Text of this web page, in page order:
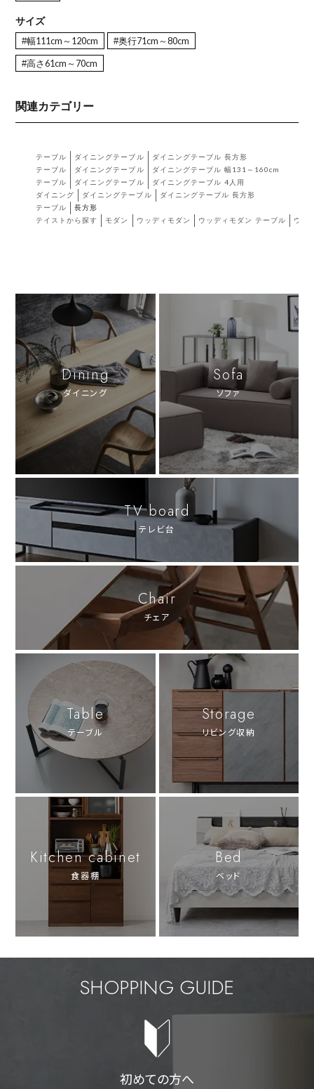
サイズ
#幅111cm～120cm #奥行71cm～80cm
#高さ61cm～70cm
関連カテゴリー
テーブル ダイニングテーブル
ダイニングテーブル 長方形
テーブル
ダイニングテーブル
ダイニングテーブル 幅131～160cm
テーブル
ダイニングテーブル
ダイニングテーブル 4人用
ダイニング
ダイニングテーブル
ダイニングテーブル 長方形
テーブル
長方形
テイストから探す
モダン ウッディモダン ウッディモダン テーブル ウッ
Dining
ダイニング
Sofa
ソファ
TV board
テレビ台
Chair
チェア
Table
テーブル
Storage
リビング収納
Kitchen cabinet
食器棚
Bed
ベッド
SHOPPING GUIDE
初めての方へ